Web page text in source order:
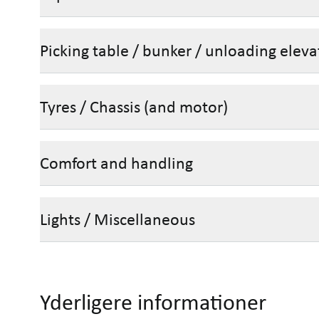
Picking table / bunker / unloading
Tyres / Chassis (and motor)
Comfort and handling
Lights / Miscellaneous
Yderligere informationer